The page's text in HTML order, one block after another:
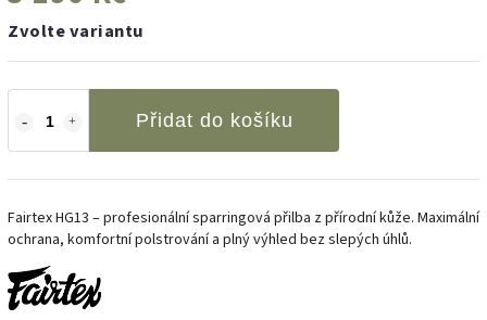
Zvolte variantu
Přidat do košíku
Fairtex HG13 – profesionální sparringová přilba z přírodní kůže. Maximální
ochrana, komfortní polstrování a plný výhled bez slepých úhlů.